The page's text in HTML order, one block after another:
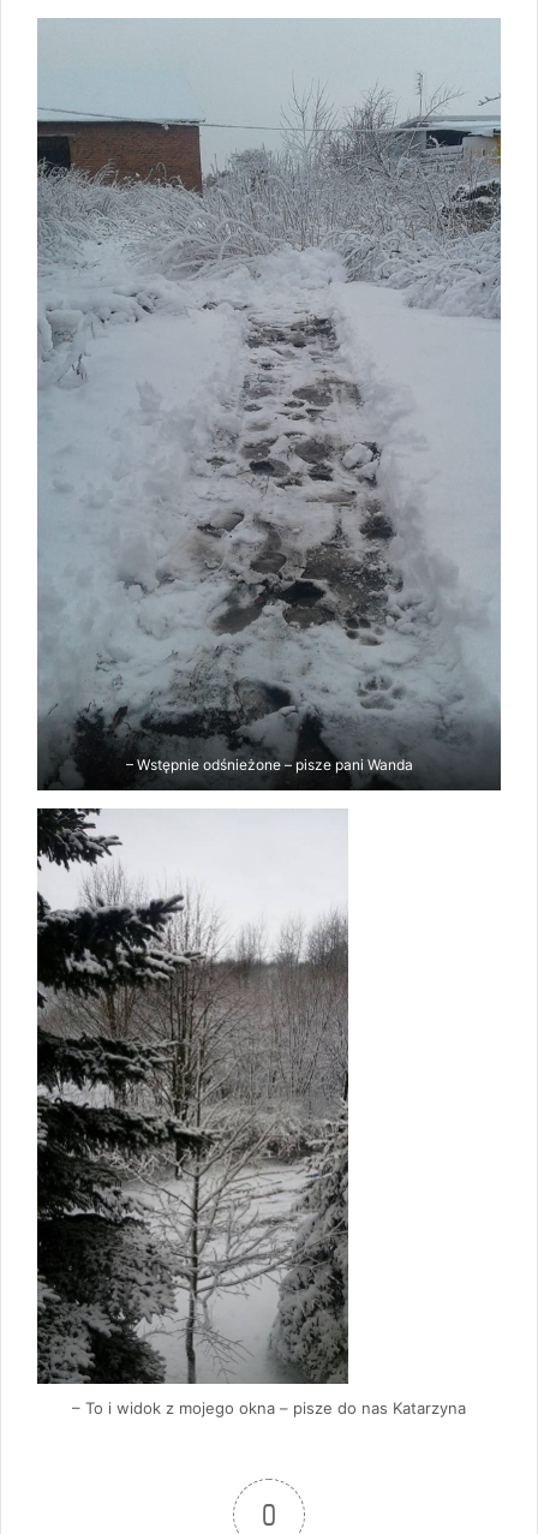
– Wstępnie odśnieżone – pisze pani Wanda
– To i widok z mojego okna – pisze do nas Katarzyna
0